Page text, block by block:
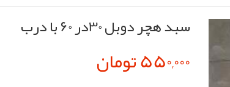
سبد هچر دوبل 30در 60 با درب
550,000 تومان